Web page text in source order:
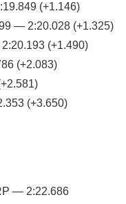
(+1.146)
— 2:20.028 (+1.325)
(+1.490)
(+2.083)
(+3.650)
— 2:22.686